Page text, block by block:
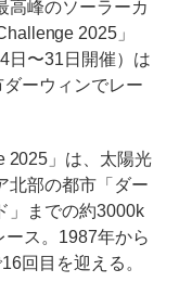
峰のソーラーカ
2025」
日〜31日開催）は
ーウィンでレー
2025」は、太陽光
北部の都市「ダー
」までの約3000k
ス。1987年から
回目を迎える。